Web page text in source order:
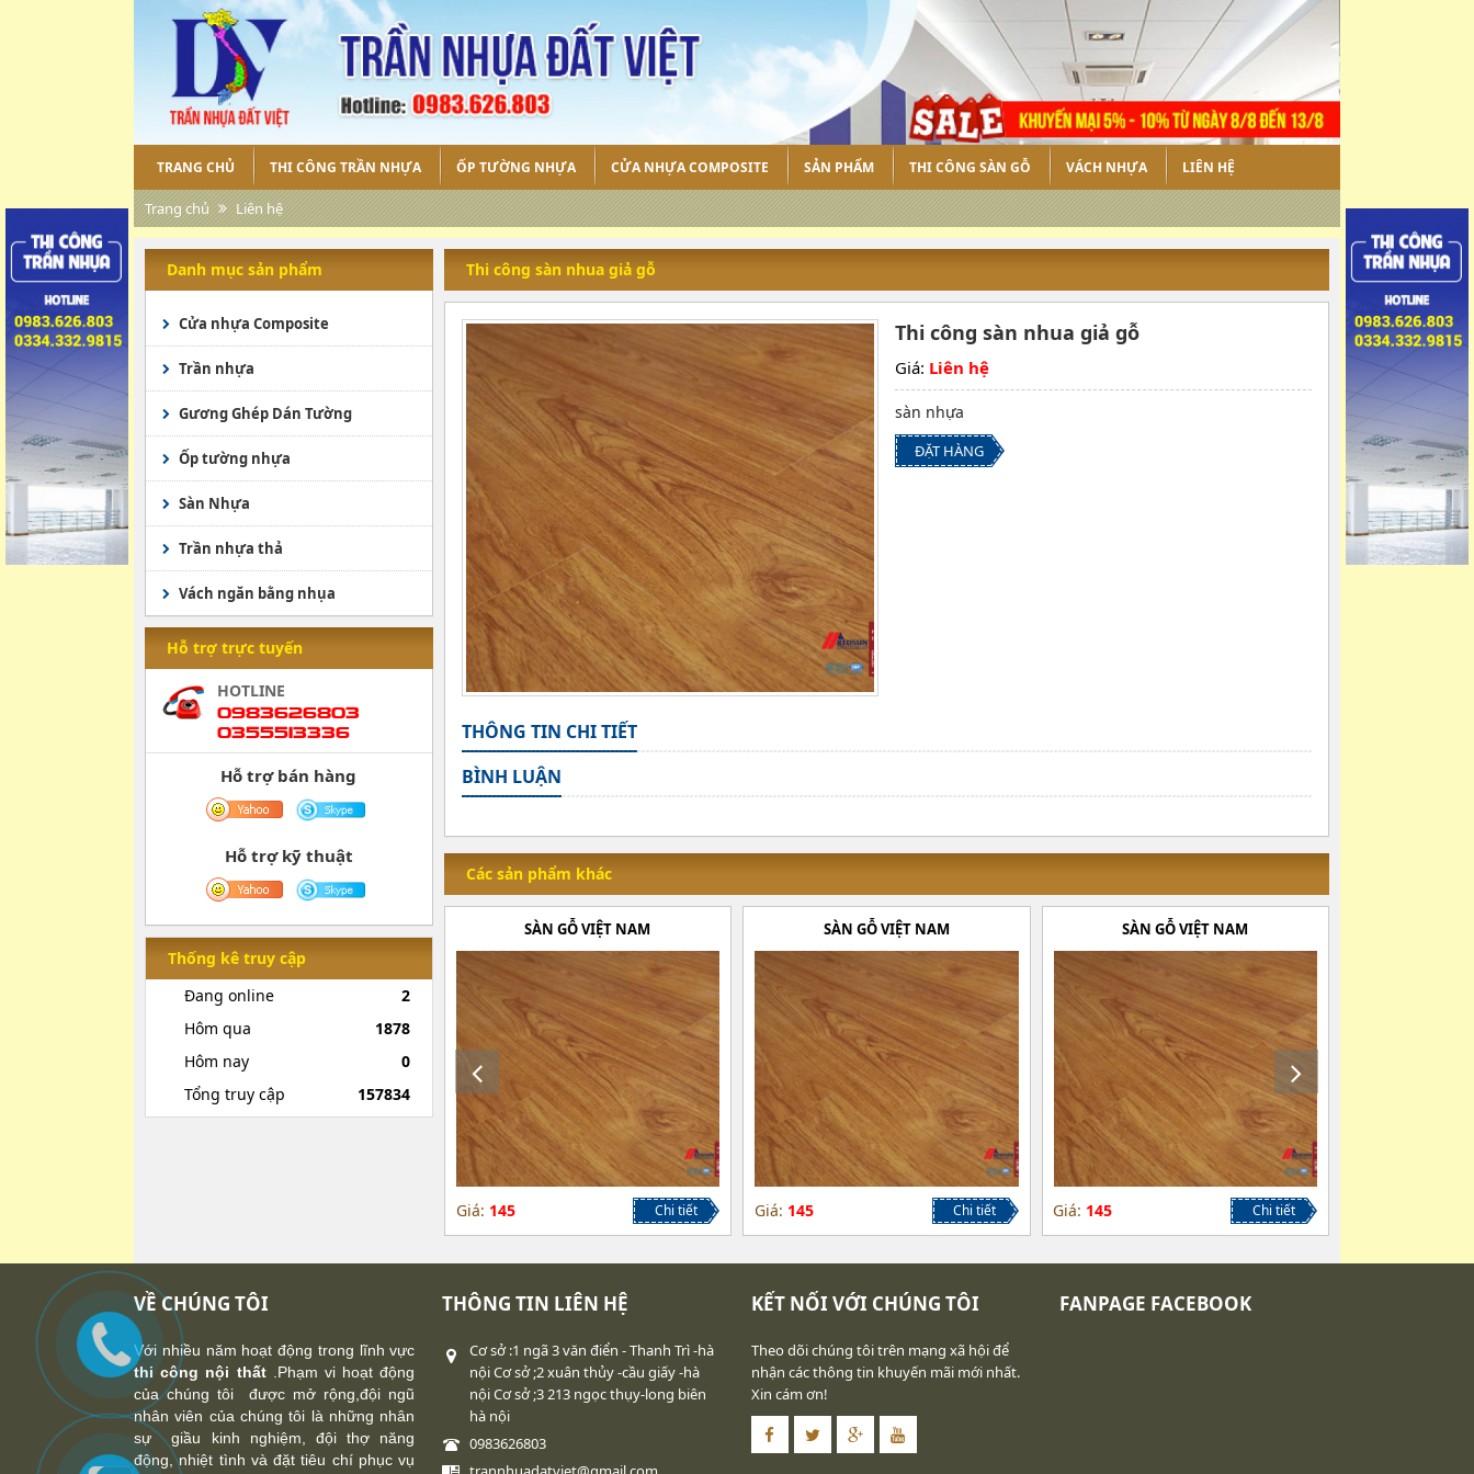
TRANG CHỦ THI CÔNG TRẦN NHỰA ỐP TƯỜNG NHỰA CỬA NHỰA COMPOSITE SẢN PHẨM THI CÔNG SÀN GỖ VÁCH NHỰA LIÊN HỆ
Trang chủ Liên hệ
Danh mục sản phẩm
Cửa nhựa Composite
Trần nhựa
Gương Ghép Dán Tường
Ốp tường nhựa
Sàn Nhựa
Sàn Nhựa
Trần nhựa thả
Vách ngăn bằng nhụa
Hỗ trợ trực tuyến
HOTLINE
0983626803
0355513336
Hỗ trợ bán hàng
Hỗ trợ kỹ thuật
Thống kê truy cập
Đang online
2
Hôm qua
1878
Hôm nay
0
Tổng truy cập
157834
Thi công sàn nhua giả gỗ
Thi công sàn nhua giả gỗ
Giá: Liên hệ
sàn nhựa
ĐẶT HÀNG
THÔNG TIN CHI TIẾT
BÌNH LUẬN
Các sản phẩm khác
SÀN GỖ VIỆT NAM
Giá: 145 Chi tiết
SÀN GỖ VIỆT NAM
Giá: 145 Chi tiết
SÀN GỖ VIỆT NAM
Giá: 145 Chi tiết
VỀ CHÚNG TÔI
Với nhiều năm hoạt động trong lĩnh vực
thi công nội thất
.Phạm vi hoạt động
của chúng tôi được mở rộng,đội ngũ
nhân viên của chúng tôi là những nhân
sự giầu kinh nghiệm, đội thợ năng
động, nhiệt tình và đặt tiêu chí phục vụ
THÔNG TIN LIÊN HỆ
Cơ sở :1 ngã 3 văn điển - Thanh Trì -hà
nội Cơ sở ;2 xuân thủy -cầu giấy -hà
nội Cơ sở ;3 213 ngọc thụy-long biên
hà nội
0983626803
KẾT NỐI VỚI CHÚNG TÔI
Theo dõi chúng tôi trên mạng xã hội để
nhận các thông tin khuyến mãi mới nhất.
Xin cám ơn!
FANPAGE FACEBOOK